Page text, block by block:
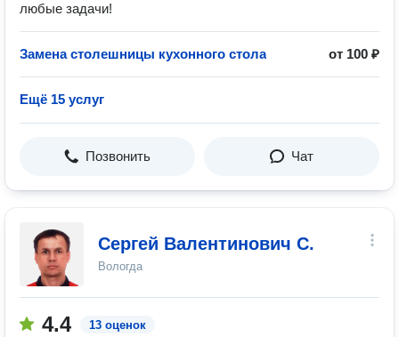
любые задачи!
Замена столешницы кухонного стола от 100 ₽
Ещё 15 услуг
Позвонить Чат
Сергей Валентинович С.
Вологда
4.4 13 оценок